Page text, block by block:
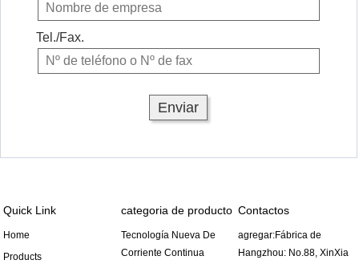
Tel./Fax.
Quick Link
Home
Products
categoria de producto
Tecnología Nueva De
Corriente Continua
Contactos
agregar:Fábrica de
Hangzhou: No.88, XinXia